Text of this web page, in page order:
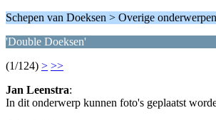
Schepen van Doeksen > Overige onderwerpen
'Double Doeksen'
(1/124) > >>
Jan Leenstra:
In dit onderwerp kunnen foto's geplaatst